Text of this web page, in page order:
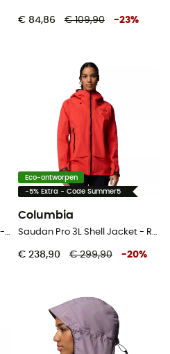
€ 84,86 € 109,90 -23%
Cassiar Pro ODX Shell Jacket - Regenjas - Dames
Eco-ontworpen
-5% Extra - Code Summer5
Columbia
Saudan Pro 3L Shell Jacket - Regenjas - Dames
€ 238,90 € 299,90 -20%